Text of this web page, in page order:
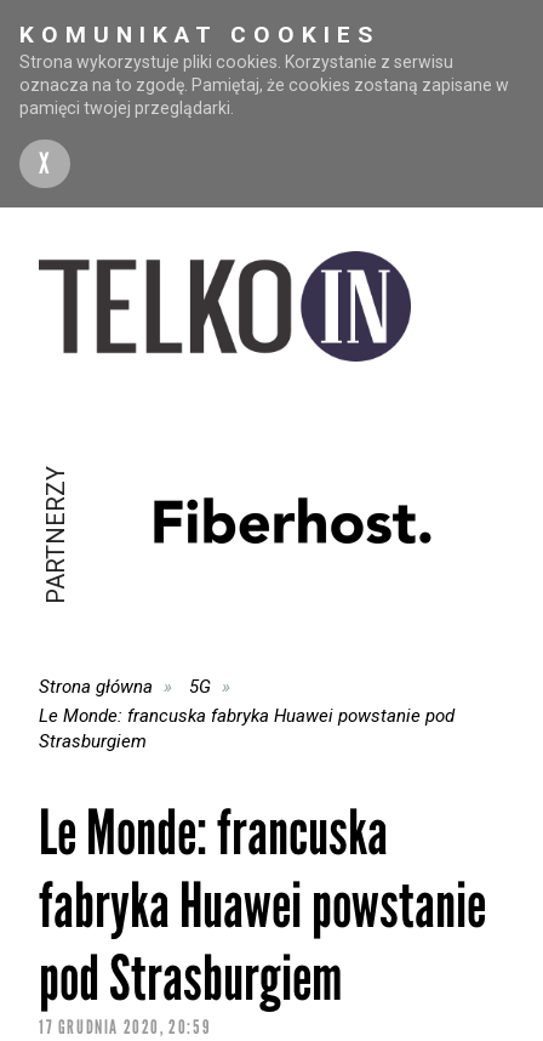
KOMUNIKAT COOKIES
Strona wykorzystuje pliki cookies. Korzystanie z serwisu
oznacza na to zgodę. Pamiętaj, że cookies zostaną zapisane w
pamięci twojej przeglądarki.
X
PARTNERZY
Strona główna
5G
Le Monde: francuska fabryka Huawei powstanie pod
Strasburgiem
Le Monde: francuska
fabryka Huawei powstanie
pod Strasburgiem
17 GRUDNIA 2020, 20:59